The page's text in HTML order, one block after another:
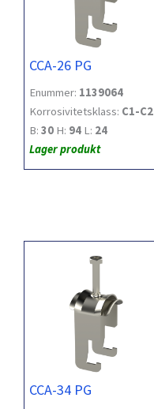
CCA-26 PG
Enummer: 1139064
Korrosivitetsklass: C1-C2
B: 30 H: 94 L: 24
Lager produkt
CCA-34 PG